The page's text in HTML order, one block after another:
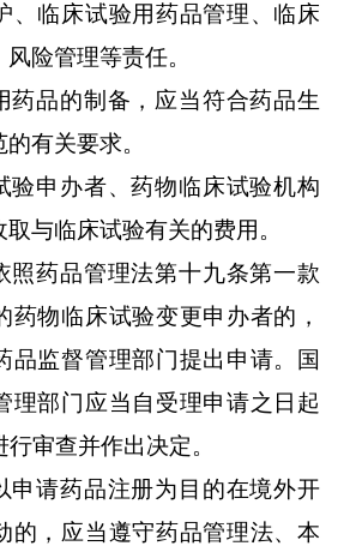
、临床试验用药品管理、临床
险管理等责任。
药品的制备，应当符合药品生
有关要求。
验申办者、药物临床试验机构
与临床试验有关的费用。
药品管理法第十九条第一款
药物临床试验变更申办者的，
品监督管理部门提出申请。国
理部门应当自受理申请之日起
审查并作出决定。
请药品注册为目的在境外开
的，应当遵守药品管理法、本